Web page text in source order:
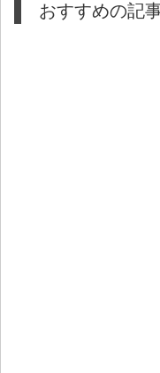
おすすめの記